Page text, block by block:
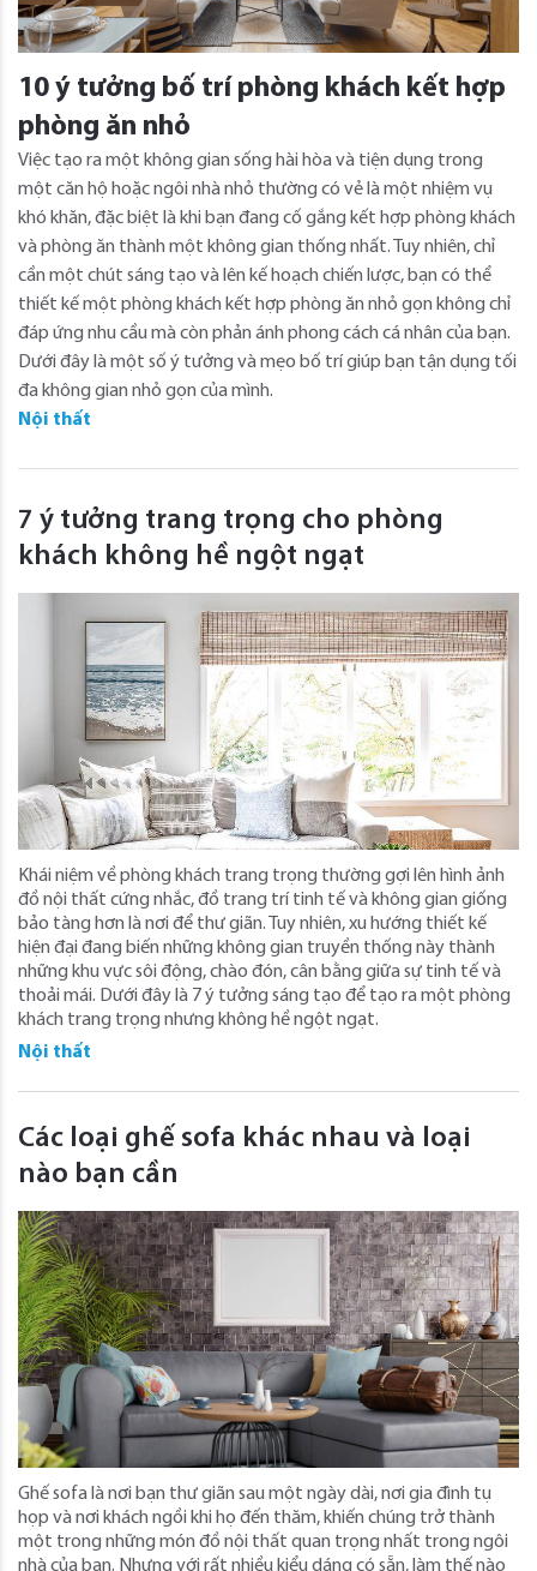
10 ý tưởng bố trí phòng khách kết hợp
phòng ăn nhỏ
Việc tạo ra một không gian sống hài hòa và tiện dụng trong
một căn hộ hoặc ngôi nhà nhỏ thường có vẻ là một nhiệm vụ
khó khăn, đặc biệt là khi bạn đang cố gắng kết hợp phòng khách
và phòng ăn thành một không gian thống nhất. Tuy nhiên, chỉ
cần một chút sáng tạo và lên kế hoạch chiến lược, bạn có thể
thiết kế một phòng khách kết hợp phòng ăn nhỏ gọn không chỉ
đáp ứng nhu cầu mà còn phản ánh phong cách cá nhân của bạn.
Dưới đây là một số ý tưởng và mẹo bố trí giúp bạn tận dụng tối
đa không gian nhỏ gọn của mình.
Nội thất
7 ý tưởng trang trọng cho phòng
khách không hề ngột ngạt
Khái niệm về phòng khách trang trọng thường gợi lên hình ảnh
đồ nội thất cứng nhắc, đồ trang trí tinh tế và không gian giống
bảo tàng hơn là nơi để thư giãn. Tuy nhiên, xu hướng thiết kế
hiện đại đang biến những không gian truyền thống này thành
những khu vực sôi động, chào đón, cân bằng giữa sự tinh tế và
thoải mái. Dưới đây là 7 ý tưởng sáng tạo để tạo ra một phòng
khách trang trọng nhưng không hề ngột ngạt.
Nội thất
Các loại ghế sofa khác nhau và loại
nào bạn cần
Ghế sofa là nơi bạn thư giãn sau một ngày dài, nơi gia đình tụ
họp và nơi khách ngồi khi họ đến thăm, khiến chúng trở thành
một trong những món đồ nội thất quan trọng nhất trong ngôi
nhà của bạn. Nhưng với rất nhiều kiểu dáng có sẵn, làm thế nào